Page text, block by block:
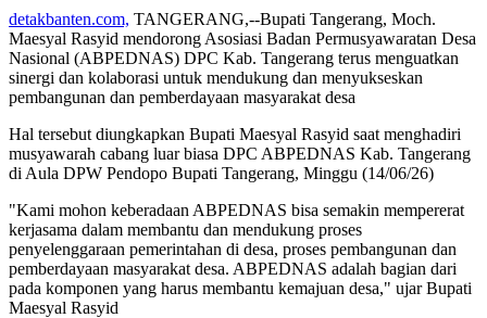
detakbanten.com, TANGERANG,--Bupati Tangerang, Moch.
Maesyal Rasyid mendorong Asosiasi Badan Permusyawaratan Desa
Nasional (ABPEDNAS) DPC Kab. Tangerang terus menguatkan
sinergi dan kolaborasi untuk mendukung dan menyukseskan
pembangunan dan pemberdayaan masyarakat desa
Hal tersebut diungkapkan Bupati Maesyal Rasyid saat menghadiri
musyawarah cabang luar biasa DPC ABPEDNAS Kab. Tangerang
di Aula DPW Pendopo Bupati Tangerang, Minggu (14/06/26)
"Kami mohon keberadaan ABPEDNAS bisa semakin mempererat
kerjasama dalam membantu dan mendukung proses
penyelenggaraan pemerintahan di desa, proses pembangunan dan
pemberdayaan masyarakat desa. ABPEDNAS adalah bagian dari
pada komponen yang harus membantu kemajuan desa," ujar Bupati
Maesyal Rasyid